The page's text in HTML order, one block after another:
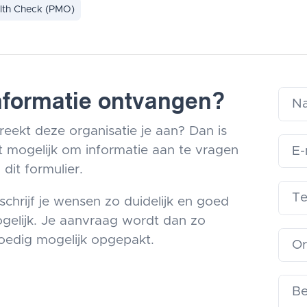
Check (PMO)
ontvangen?
deze organisatie je aan? Dan is
mogelijk om informatie aan te vragen
dit formulier.
je wensen zo duidelijk en goed
Je aanvraag wordt dan zo
mogelijk opgepakt.